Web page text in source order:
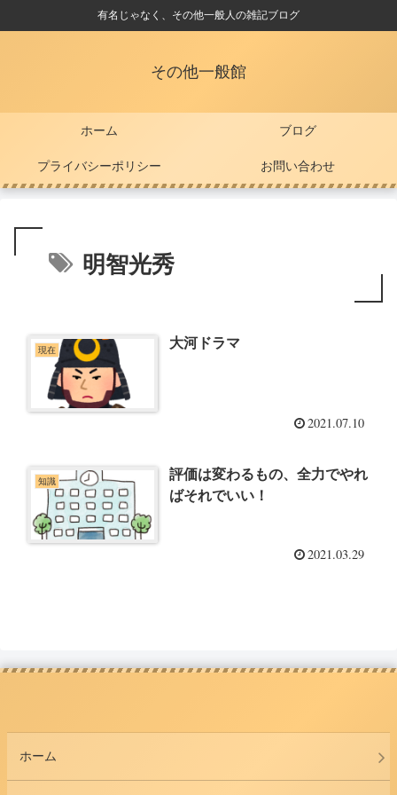
有名じゃなく、その他一般人の雑記ブログ
その他一般館
ホーム ブログ
プライバシーポリシー お問い合わせ
明智光秀
現在 大河ドラマ
2021.07.10
知識
評価は変わるもの、全力でやれ
ばそれでいい！
2021.03.29
ホーム